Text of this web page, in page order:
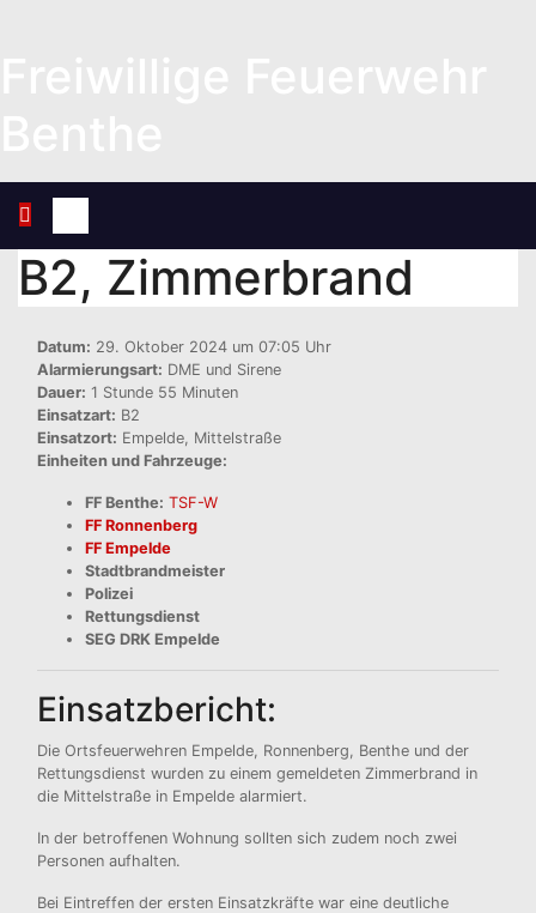
B2, Zimmerbrand
Datum: 29. Oktober 2024 um 07:05 Uhr
Alarmierungsart: DME und Sirene
Dauer: 1 Stunde 55 Minuten
Einsatzart: B2
Einsatzort: Empelde, Mittelstraße
Einheiten und Fahrzeuge:
FF Benthe: TSF-W
FF Ronnenberg
FF Empelde
Stadtbrandmeister
Polizei
Rettungsdienst
SEG DRK Empelde
Einsatzbericht:
Die Ortsfeuerwehren Empelde, Ronnenberg, Benthe und der
Rettungsdienst wurden zu einem gemeldeten Zimmerbrand in
die Mittelstraße in Empelde alarmiert.
In der betroffenen Wohnung sollten sich zudem noch zwei
Personen aufhalten.
Bei Eintreffen der ersten Einsatzkräfte war eine deutliche